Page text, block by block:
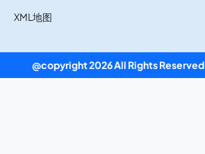
XML地图
@copyright 2026 All Rights Reserved